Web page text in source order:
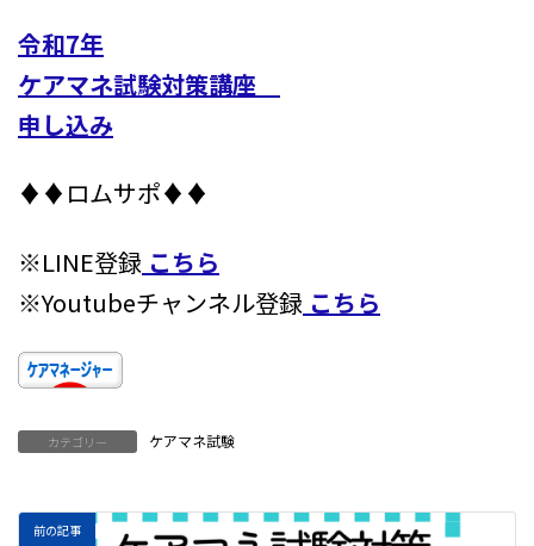
令和7年
ケアマネ試験対策講座
申し込み
♦♦ロムサポ♦♦
※LINE登録 こちら
※Youtubeチャンネル登録 こちら
カテゴリー ケアマネ試験
前の記事